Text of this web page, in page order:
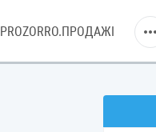
PROZORRO.ПРОДАЖІ